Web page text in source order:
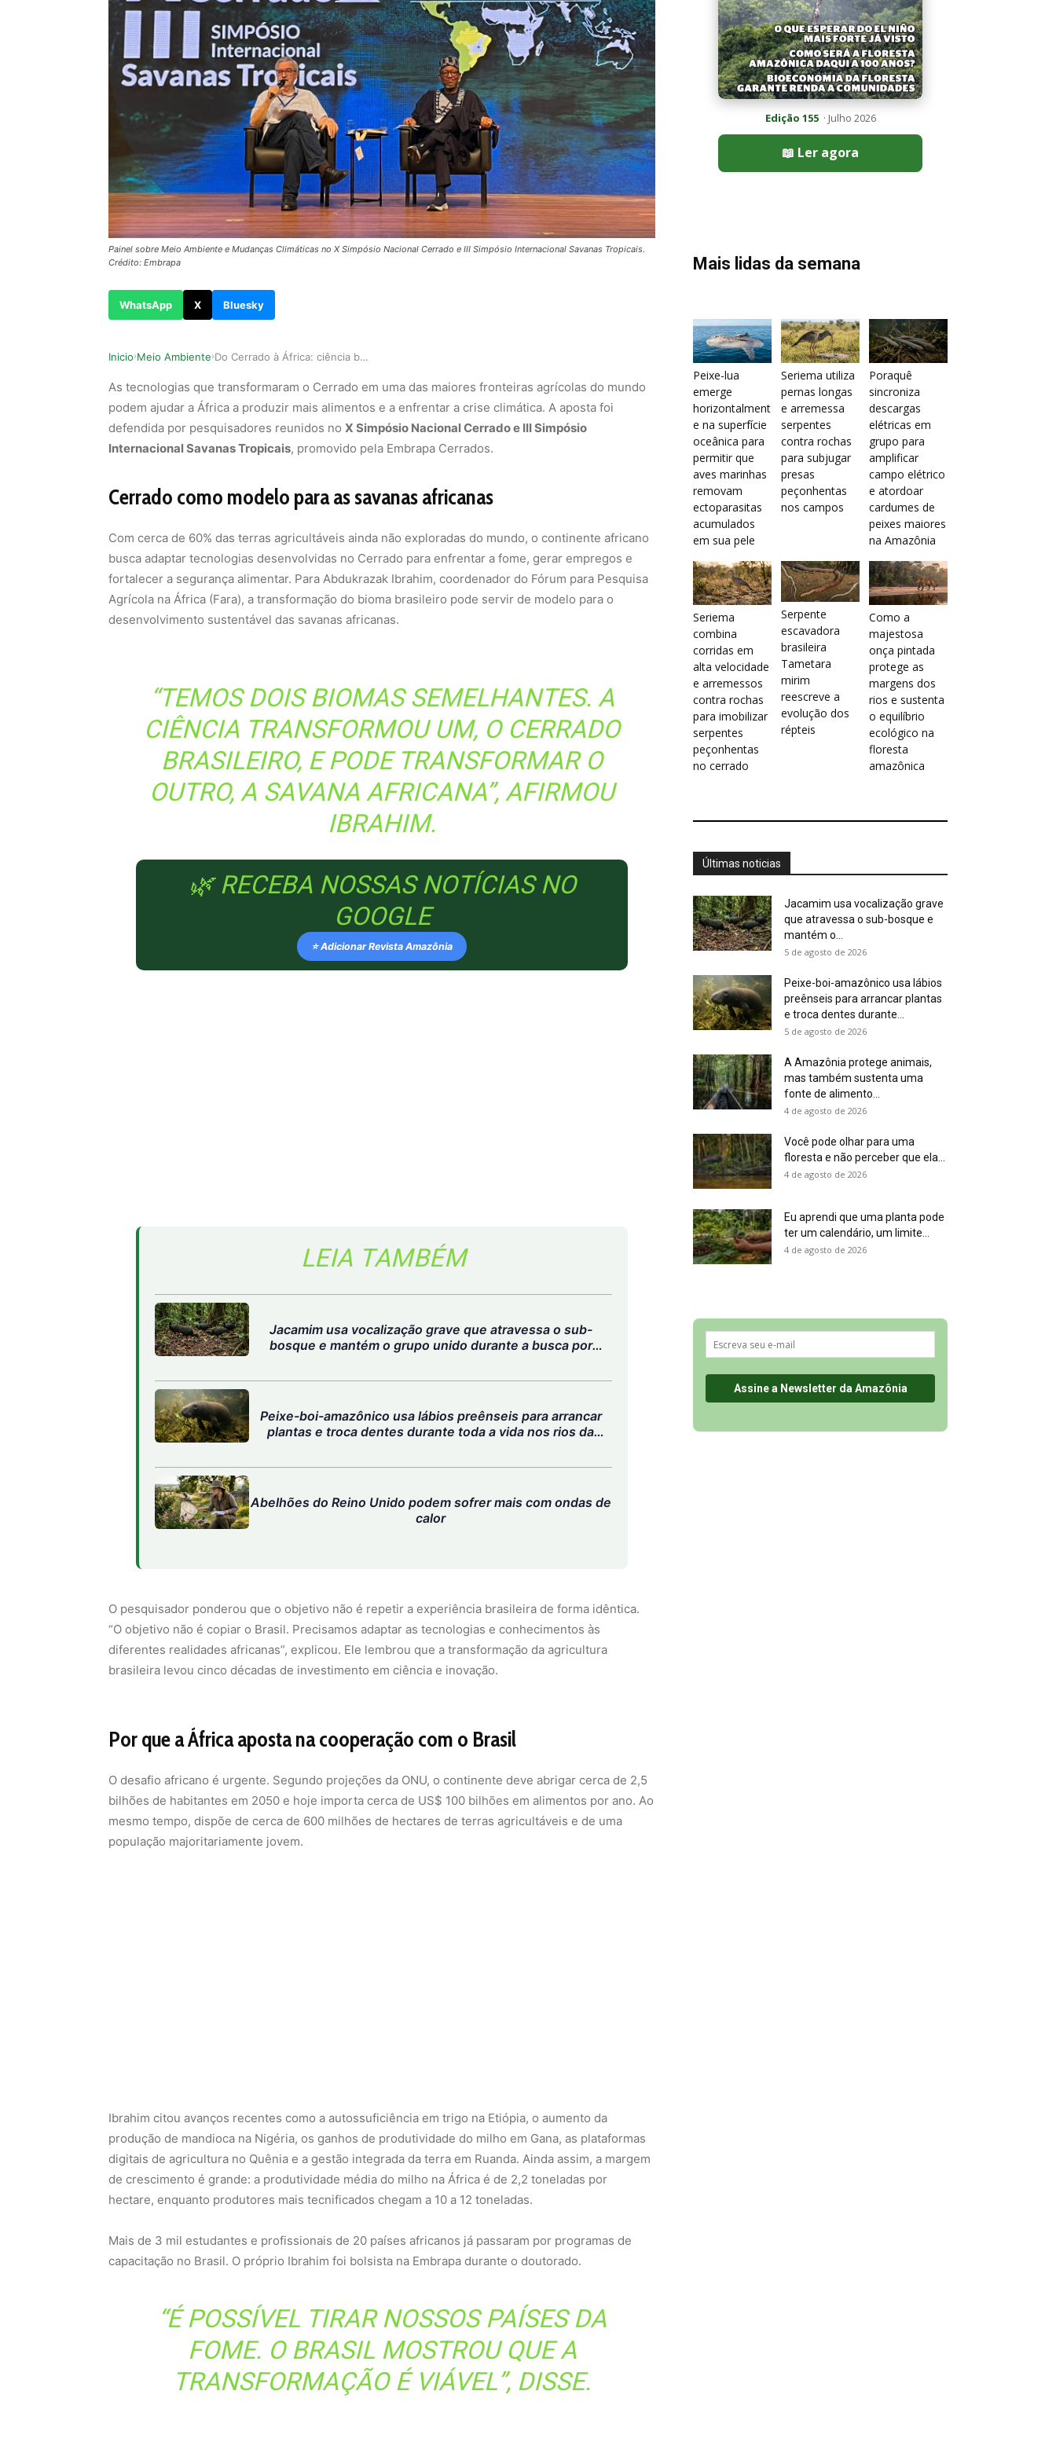
Painel sobre Meio Ambiente e Mudanças Climáticas no X Simpósio Nacional Cerrado e III Simpósio Internacional Savanas Tropicais.
Crédito: Embrapa
WhatsApp X Bluesky
Inicio›Meio Ambiente› Do Cerrado à África: ciência busca produzir ali…
As tecnologias que transformaram o Cerrado em uma das maiores fronteiras agrícolas do mundo
podem ajudar a África a produzir mais alimentos e a enfrentar a crise climática. A aposta foi
defendida por pesquisadores reunidos no X Simpósio Nacional Cerrado e III Simpósio
Internacional Savanas Tropicais, promovido pela Embrapa Cerrados.
Cerrado como modelo para as savanas africanas
Com cerca de 60% das terras agricultáveis ainda não exploradas do mundo, o continente africano
busca adaptar tecnologias desenvolvidas no Cerrado para enfrentar a fome, gerar empregos e
fortalecer a segurança alimentar. Para Abdukrazak Ibrahim, coordenador do Fórum para Pesquisa
Agrícola na África (Fara), a transformação do bioma brasileiro pode servir de modelo para o
desenvolvimento sustentável das savanas africanas.
“TEMOS DOIS BIOMAS SEMELHANTES. A
CIÊNCIA TRANSFORMOU UM, O CERRADO
BRASILEIRO, E PODE TRANSFORMAR O
OUTRO, A SAVANA AFRICANA”, AFIRMOU
IBRAHIM.
🌿 RECEBA NOSSAS NOTÍCIAS NO
GOOGLE
⭐ Adicionar Revista Amazônia
LEIA TAMBÉM
Jacamim usa vocalização grave que atravessa o sub-
bosque e mantém o grupo unido durante a busca por
Peixe-boi-amazônico usa lábios preênseis para arrancar
plantas e troca dentes durante toda a vida nos rios da
Abelhões do Reino Unido podem sofrer mais com ondas de
calor
O pesquisador ponderou que o objetivo não é repetir a experiência brasileira de forma idêntica.
“O objetivo não é copiar o Brasil. Precisamos adaptar as tecnologias e conhecimentos às
diferentes realidades africanas”, explicou. Ele lembrou que a transformação da agricultura
brasileira levou cinco décadas de investimento em ciência e inovação.
Por que a África aposta na cooperação com o Brasil
O desafio africano é urgente. Segundo projeções da ONU, o continente deve abrigar cerca de 2,5
bilhões de habitantes em 2050 e hoje importa cerca de US$ 100 bilhões em alimentos por ano. Ao
mesmo tempo, dispõe de cerca de 600 milhões de hectares de terras agricultáveis e de uma
população majoritariamente jovem.
Ibrahim citou avanços recentes como a autossuficiência em trigo na Etiópia, o aumento da
produção de mandioca na Nigéria, os ganhos de produtividade do milho em Gana, as plataformas
digitais de agricultura no Quênia e a gestão integrada da terra em Ruanda. Ainda assim, a margem
de crescimento é grande: a produtividade média do milho na África é de 2,2 toneladas por
hectare, enquanto produtores mais tecnificados chegam a 10 a 12 toneladas.
Mais de 3 mil estudantes e profissionais de 20 países africanos já passaram por programas de
capacitação no Brasil. O próprio Ibrahim foi bolsista na Embrapa durante o doutorado.
“É POSSÍVEL TIRAR NOSSOS PAÍSES DA
FOME. O BRASIL MOSTROU QUE A
TRANSFORMAÇÃO É VIÁVEL”, DISSE.
Edição 155· Julho 2026
📖 Ler agora
Mais lidas da semana
Peixe-lua
emerge
horizontalment
e na superfície
oceânica para
permitir que
aves marinhas
removam
ectoparasitas
acumulados
em sua pele
Seriema utiliza
pernas longas
e arremessa
serpentes
contra rochas
para subjugar
presas
peçonhentas
nos campos
Poraquê
sincroniza
descargas
elétricas em
grupo para
amplificar
campo elétrico
e atordoar
cardumes de
peixes maiores
na Amazônia
Seriema
combina
corridas em
alta velocidade
e arremessos
contra rochas
para imobilizar
serpentes
peçonhentas
no cerrado
Serpente
escavadora
brasileira
Tametara
mirim
reescreve a
evolução dos
répteis
Como a
majestosa
onça pintada
protege as
margens dos
rios e sustenta
o equilíbrio
ecológico na
floresta
amazônica
Últimas noticias
Jacamim usa vocalização grave
que atravessa o sub-bosque e
mantém o...
5 de agosto de 2026
Peixe-boi-amazônico usa lábios
preênseis para arrancar plantas
e troca dentes durante...
5 de agosto de 2026
A Amazônia protege animais,
mas também sustenta uma
fonte de alimento...
4 de agosto de 2026
Você pode olhar para uma
floresta e não perceber que ela...
4 de agosto de 2026
Eu aprendi que uma planta pode
ter um calendário, um limite...
4 de agosto de 2026